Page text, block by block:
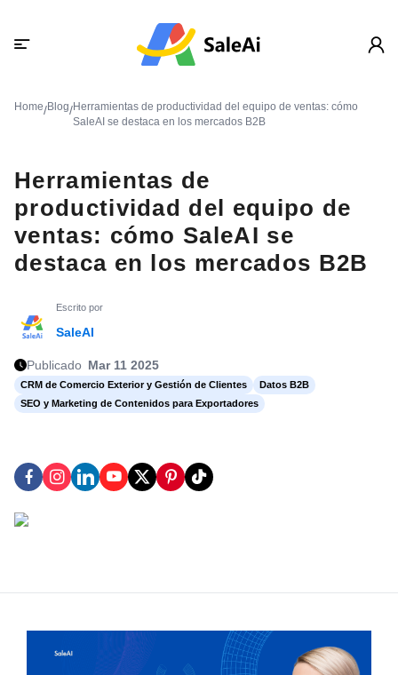
Home/Blog/Herramientas de productividad del equipo de ventas: cómo
SaleAI se destaca en los mercados B2B
Herramientas de
productividad del equipo de
ventas: cómo SaleAI se
destaca en los mercados B2B
Escrito por
SaleAI
Publicado Mar 11 2025
CRM de Comercio Exterior y Gestión de Clientes
Datos B2B
SEO y Marketing de Contenidos para Exportadores